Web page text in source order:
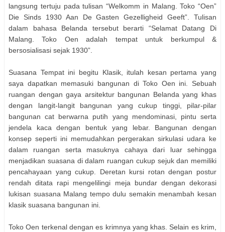
langsung tertuju pada tulisan “Welkomm in Malang. Toko “Oen”
Die Sinds 1930 Aan De Gasten Gezelligheid Geeft”. Tulisan
dalam bahasa Belanda tersebut berarti “Selamat Datang Di
Malang. Toko Oen adalah tempat untuk berkumpul &
bersosialisasi sejak 1930”.
Suasana Tempat ini begitu Klasik, itulah kesan pertama yang
saya dapatkan memasuki bangunan di Toko Oen ini. Sebuah
ruangan dengan gaya arsitektur bangunan Belanda yang khas
dengan langit-langit bangunan yang cukup tinggi, pilar-pilar
bangunan cat berwarna putih yang mendominasi, pintu serta
jendela kaca dengan bentuk yang lebar. Bangunan dengan
konsep seperti ini memudahkan pergerakan sirkulasi udara ke
dalam ruangan serta masuknya cahaya dari luar sehingga
menjadikan suasana di dalam ruangan cukup sejuk dan memiliki
pencahayaan yang cukup. Deretan kursi rotan dengan postur
rendah ditata rapi mengelilingi meja bundar dengan dekorasi
lukisan suasana Malang tempo dulu semakin menambah kesan
klasik suasana bangunan ini.
Toko Oen terkenal dengan es krimnya yang khas. Selain es krim,